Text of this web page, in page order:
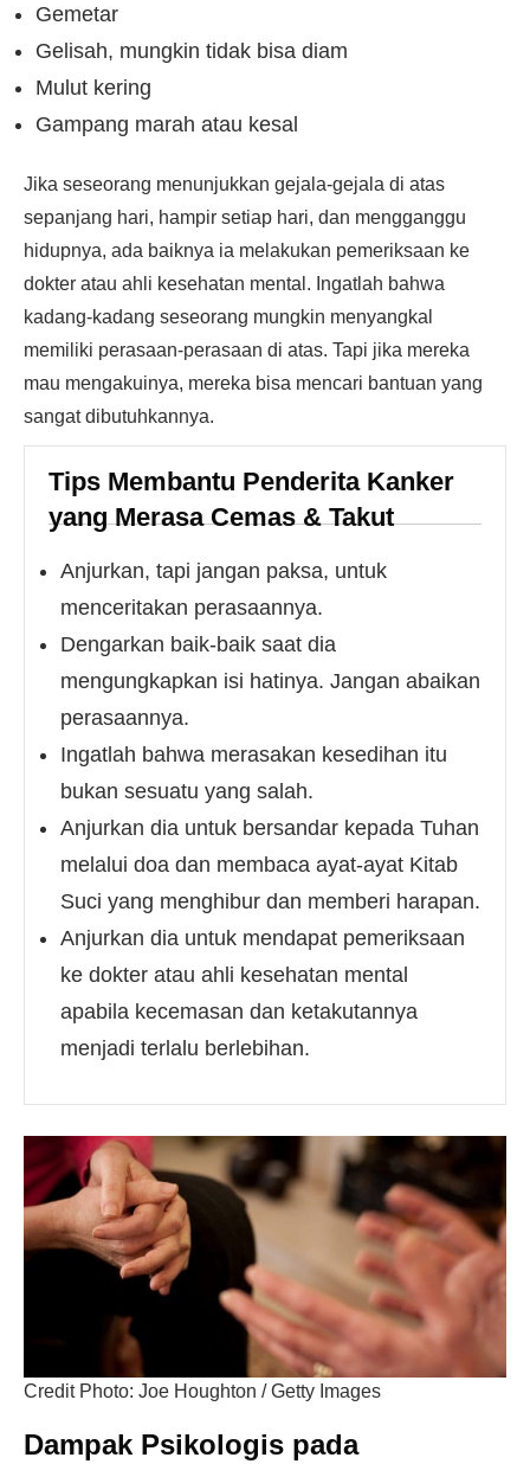
Gemetar
Gelisah, mungkin tidak bisa diam
Mulut kering
Gampang marah atau kesal
Jika seseorang menunjukkan gejala-gejala di atas
sepanjang hari, hampir setiap hari, dan mengganggu
hidupnya, ada baiknya ia melakukan pemeriksaan ke
dokter atau ahli kesehatan mental. Ingatlah bahwa
kadang-kadang seseorang mungkin menyangkal
memiliki perasaan-perasaan di atas. Tapi jika mereka
mau mengakuinya, mereka bisa mencari bantuan yang
sangat dibutuhkannya.
Tips Membantu Penderita Kanker
yang Merasa Cemas & Takut
Anjurkan, tapi jangan paksa, untuk
menceritakan perasaannya.
Dengarkan baik-baik saat dia
mengungkapkan isi hatinya. Jangan abaikan
perasaannya.
Ingatlah bahwa merasakan kesedihan itu
bukan sesuatu yang salah.
Anjurkan dia untuk bersandar kepada Tuhan
melalui doa dan membaca ayat-ayat Kitab
Suci yang menghibur dan memberi harapan.
Anjurkan dia untuk mendapat pemeriksaan
ke dokter atau ahli kesehatan mental
apabila kecemasan dan ketakutannya
menjadi terlalu berlebihan.
Credit Photo: Joe Houghton / Getty Images
Dampak Psikologis pada